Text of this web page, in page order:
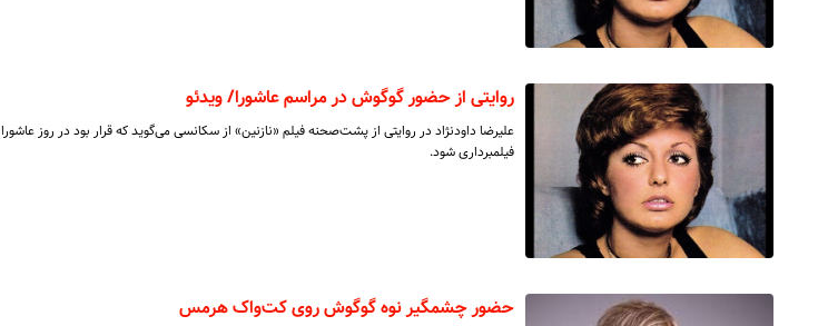
روایتی از حضور گوگوش در مراسم عاشورا/ ویدئو
علیرضا داودنژاد در روایتی از پشت‌صحنه فیلم «نازنین» از سکانسی می‌گوید که قرار بود در روز عاشورا
فیلمبرداری شود.
حضور چشمگیر نوه گوگوش روی کت‌واک هرمس